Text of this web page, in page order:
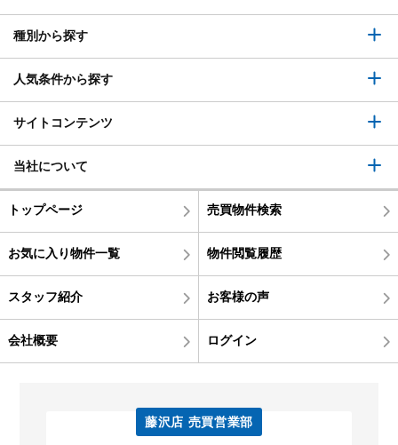
種別から探す
人気条件から探す
サイトコンテンツ
当社について
トップページ 売買物件検索
お気に入り物件一覧 物件閲覧履歴
スタッフ紹介 お客様の声
会社概要 ログイン
藤沢店 売買営業部